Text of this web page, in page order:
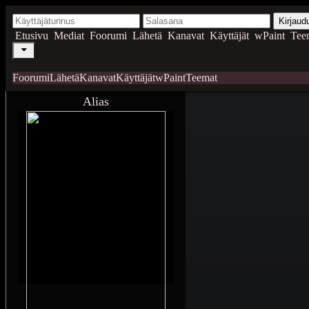
Etusivu Mediat Foorumi Lähetä Kanavat Käyttäjät wPaint
FoorumiLähetäKanavatKäyttäjätwPaintTeemat
Alias